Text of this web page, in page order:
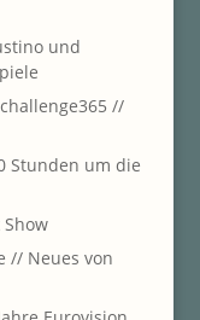
und
//
Stunden um die
// Neues von